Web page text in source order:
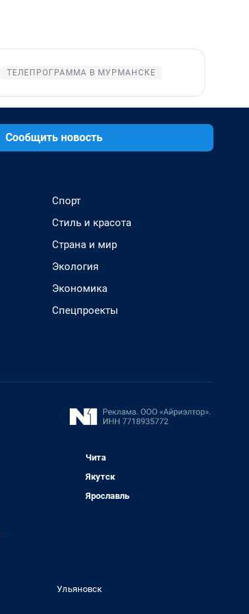
ТЕЛЕПРОГРАММА В МУРМАНСКЕ
Сообщить новость
Спорт
Стиль и красота
Страна и мир
Экология
Экономика
Спецпроекты
Чита
Якутск
Ярославль
Ульяновск